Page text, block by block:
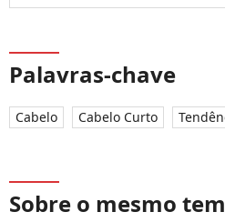
Palavras-chave
Cabelo Cabelo Curto
Sobre o mesmo